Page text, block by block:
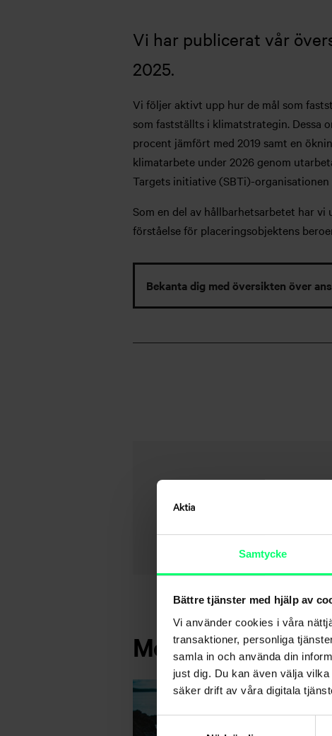
Samtycke
Bättre tjänster med hjälp av
Vi använder cookies i våra
transaktioner, personliga
samla in och använda din
just dig. Du kan även välja
säker drift av våra digitala
Samtyckesval
Vi har publicerat vår
2025.
Vi följer aktivt upp hur de mål som
som fastställts i klimatstrategin. Dessa
procent jämfört med 2019 samt en
klimatarbete under 2026 genom
Targets initiative (SBTi)-
Som en del av hållbarhetsarbetet har
förståelse för placeringsobjektens
Bekanta dig med översikten över
Mera om detta